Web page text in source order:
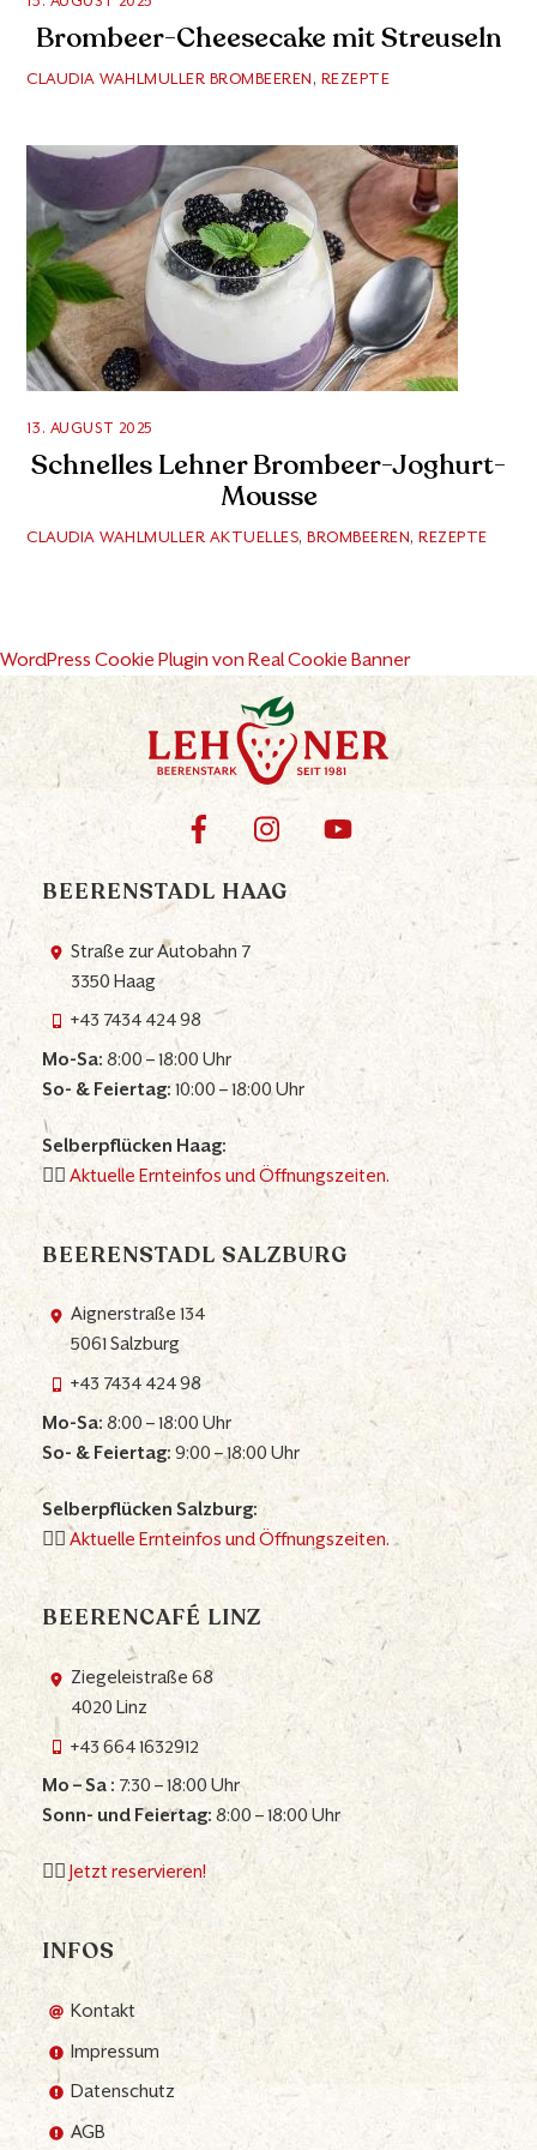
Brombeer-Cheesecake mit Streuseln
CLAUDIA WAHLMULLER BROMBEEREN , REZEPTE
13. AUGUST 2025
Schnelles Lehner Brombeer-Joghurt-
Mousse
CLAUDIA WAHLMULLER AKTUELLES,BROMBEEREN,REZEPTE
WordPress Cookie Plugin von Real Cookie Banner
BEERENSTADL HAAG
Straße zur Autobahn 7
3350 Haag
+43 7434 424 98
Mo-Sa:8:00 – 18:00 Uhr
So- & Feiertag:10:00 – 18:00 Uhr
Selberpflücken Haag:
👉🏼Aktuelle Ernteinfos und Öffnungszeiten.
BEERENSTADL SALZBURG
Aignerstraße 134
5061 Salzburg
+43 7434 424 98
Mo-Sa:8:00 – 18:00 Uhr
So- & Feiertag:9:00 – 18:00 Uhr
Selberpflücken Salzburg:
👉🏼Aktuelle Ernteinfos und Öffnungszeiten.
BEERENCAFÉ LINZ
Ziegeleistraße 68
4020 Linz
+43 664 1632912
Mo – Sa : 7:30 – 18:00 Uhr
Sonn- und Feiertag:8:00 – 18:00 Uhr
👉🏼Jetzt reservieren!
INFOS
Kontakt
Impressum
Datenschutz
AGB